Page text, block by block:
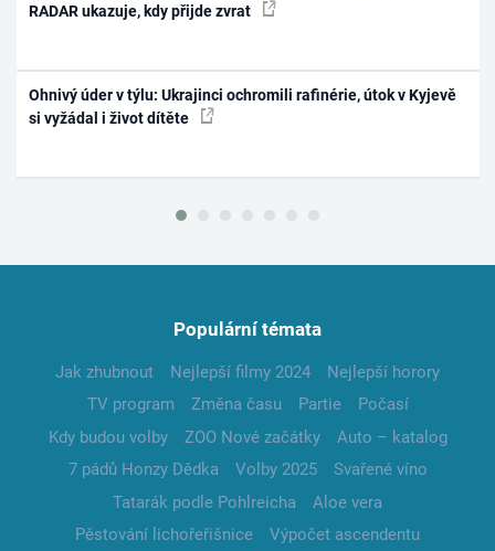
RADAR ukazuje, kdy přijde zvrat
Ohnivý úder v týlu: Ukrajinci ochromili rafinérie, útok v Kyjevě
si vyžádal i život dítěte
Populární témata
Jak zhubnout Nejlepší filmy 2024
Nejlepší horory
TV program
Změna času Partie
Počasí
Kdy budou volby
ZOO Nové začátky
Auto – katalog
7 pádů Honzy Dědka
Volby 2025
Svařené víno
Tatarák podle Pohlreicha
Aloe vera
Pěstování lichořeřišnice
Výpočet ascendentu